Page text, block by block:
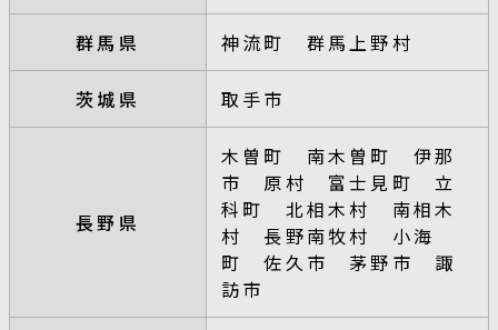
群馬県 神流町 群馬上野村
茨城県 取手市
長野県
木曽町 南木曽町 伊那
市 原村 富士見町 立
科町 北相木村 南相木
村 長野南牧村 小海
町 佐久市 茅野市 諏
訪市